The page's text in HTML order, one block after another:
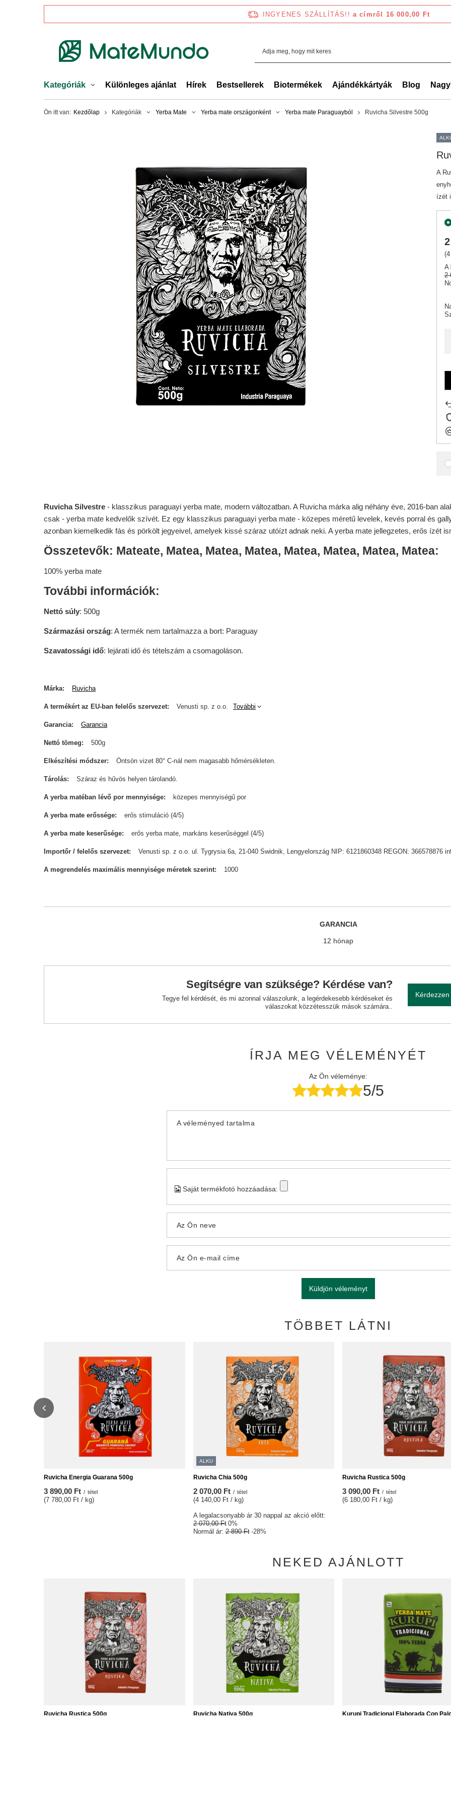
INGYENES SZÁLLÍTÁS!! a címről 16 000,00 Ft
Kategóriák Különleges ajánlat Hírek Bestsellerek Biotermékek Ajándékkártyák Blog
Ön itt van: Kezdőlap Kategóriák Yerba Mate Yerba mate országonként Yerba mate Paraguayból Ruvicha Silvestre 500g
A
ízét
A
2
Ruvicha Silvestre - klasszikus paraguayi yerba mate, modern változatban. A Ruvicha márka alig néhány éve, 2016-ban
csak - yerba mate kedvelők szívét. Ez egy klasszikus paraguayi yerba mate - közepes méretű levelek, kevés porral és
azonban kiemelkedik fás és pörkölt jegyeivel, amelyek kissé száraz utóízt adnak neki. A yerba mate jellegzetes, erős ízét
Összetevők: Mateate, Matea, Matea, Matea, Matea, Matea, Matea, Matea:
100% yerba mate
További információk:
Nettó súly: 500g
Származási ország: A termék nem tartalmazza a bort: Paraguay
Szavatossági idő: lejárati idő és tételszám a csomagoláson.
Márka Ruvicha
A termékért az EU-ban felelős szervezet Venusti sp. z o.o. További
Garancia Garancia
Nettó tömeg 500g
Elkészítési módszer Öntsön vizet 80° C-nál nem magasabb hőmérsékleten.
Tárolás Száraz és hűvös helyen tárolandó.
A yerba matéban lévő por mennyisége közepes mennyiségű por
A yerba mate erőssége erős stimuláció (4/5)
A yerba mate keserűsége erős yerba mate, markáns keserűséggel (4/5)
Importőr / felelős szervezet Venusti sp. z o.o. ul. Tygrysia 6a, 21-040 Świdnik, Lengyelország NIP: 6121860348 REGON: 366578876
A megrendelés maximális mennyisége méretek szerint 1000
GARANCIA
12 hónap
Segítségre van szüksége? Kérdése van?
Tegye fel kérdését, és mi azonnal válaszolunk, a legérdekesebb kérdéseket és
válaszokat közzétesszük mások számára..
Kérdezzen
ÍRJA MEG VÉLEMÉNYÉT
Az Ön véleménye:
5/5
A véleményed tartalma
Saját termékfotó hozzáadása:
Az Ön neve
Az Ön e-mail címe
Küldjön véleményt
TÖBBET LÁTNI
Ruvicha Energia Guarana 500g
3 890,00 Ft / tétel
(7 780,00 Ft / kg)
ALKU
Ruvicha Chia 500g
2 070,00 Ft / tétel
(4 140,00 Ft / kg)
A legalacsonyabb ár 30 nappal az akció előtt:
2 070,00 Ft 0%
Normál ár:2 890 Ft -28%
Ruvicha Rustica 500g
3 090,00 Ft / tétel
(6 180,00 Ft / kg)
NEKED AJÁNLOTT
Ruvicha Rustica 500g Ruvicha Nativa 500g Kurupi Tradicional Elaborada Con